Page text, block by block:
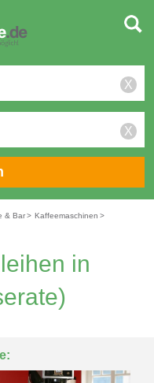
X
X
& Bar> Kaffeemaschinen >
in